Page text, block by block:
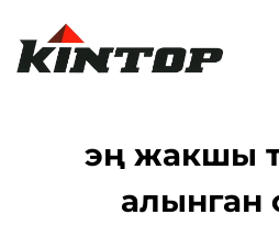
эң жакшы
алынган